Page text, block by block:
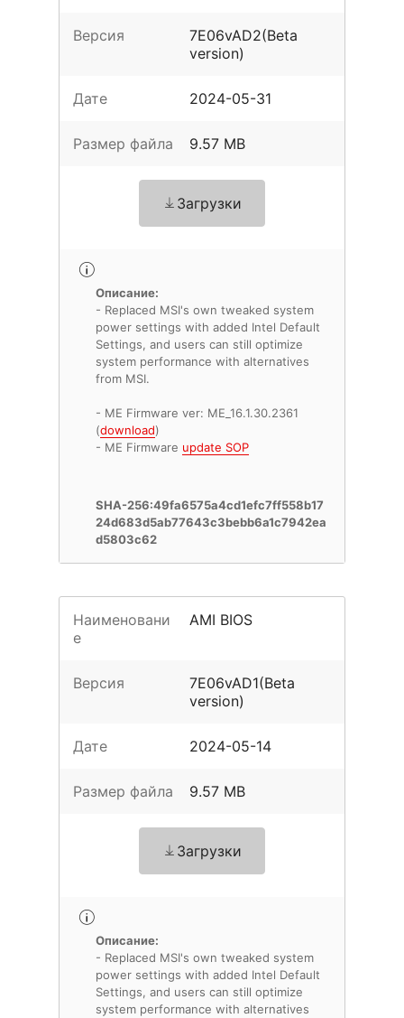
Версия
7E06vAD2(Beta
version)
Дате 2024-05-31
Размер файла 9.57 MB
Загрузки
Описание:
- Replaced MSI's own tweaked system
power settings with added Intel Default
Settings, and users can still optimize
system performance with alternatives
from MSI.
- ME Firmware ver: ME_16.1.30.2361
(download)
- ME Firmware update SOP
SHA-256:49fa6575a4cd1efc7ff558b17
24d683d5ab77643c3bebb6a1c7942ea
d5803c62
Наименовани
е
AMI BIOS
Версия
7E06vAD1(Beta
version)
Дате 2024-05-14
Размер файла 9.57 MB
Загрузки
Описание:
- Replaced MSI's own tweaked system
power settings with added Intel Default
Settings, and users can still optimize
system performance with alternatives